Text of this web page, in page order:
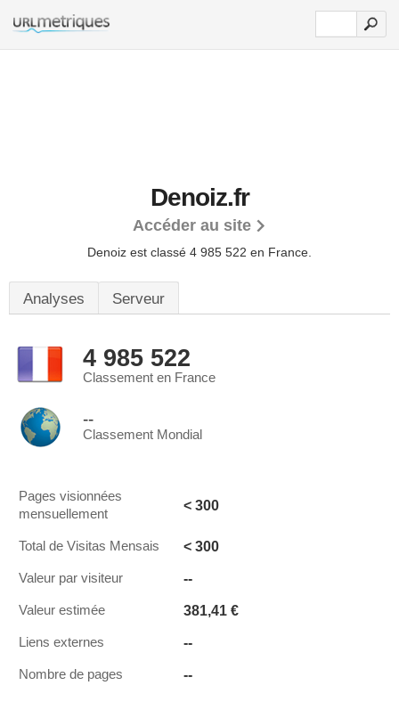
Denoiz.fr
Accéder au site
Denoiz est classé 4 985 522 en France.
Analyses Serveur
4 985 522
Classement en France
--
Classement Mondial
Pages visionnées
mensuellement
< 300
Total de Visitas Mensais < 300
Valeur par visiteur --
Valeur estimée 381,41 €
Liens externes --
Nombre de pages --